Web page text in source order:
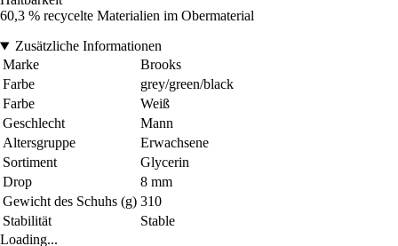
60,3 % recycelte Materialien im Obermaterial
Zusätzliche Informationen
Marke
Brooks
Farbe
grey/green/black
Farbe
Weiß
Geschlecht
Mann
Altersgruppe
Erwachsene
Sortiment
Glycerin
Drop
8 mm
Gewicht des Schuhs (g) 310
Stabilität
Stable
Loading...